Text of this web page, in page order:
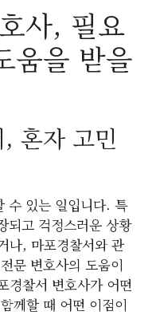
사, 필요
움을 받을
혼자 고민
수 있는 일입니다. 특
되고 걱정스러운 상황
나, 마포경찰서와 관
문 변호사의 도움이
경찰서 변호사가 어떤
께할 때 어떤 이점이